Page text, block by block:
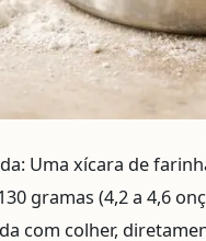
Uma xícara de
gramas (4,2 a 4,6
com colher,